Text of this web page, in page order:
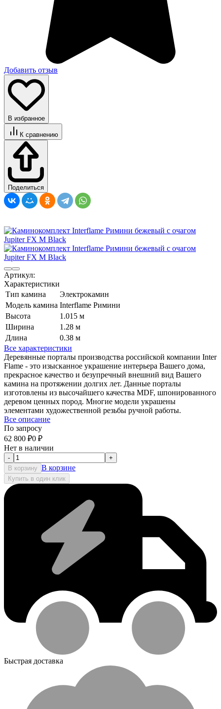
Добавить отзыв
В избранное
К сравнению
Поделиться
Артикул:
Характеристики
Тип камина
Электрокамин
Модель камина Interflame Римини
Высота
1.015 м
Ширина
1.28 м
Длина
0.38 м
Все характеристики
Деревянные порталы производства российской компании Inter
Flame - это изысканное украшение интерьера Вашего дома,
прекрасное качество и безупречный внешний вид Вашего
камина на протяжении долгих лет. Данные порталы
изготовлены из высочайшего качества MDF, шпонированного
деревом ценных пород. Многие модели украшены
элементами художественной резьбы ручной работы.
Все описание
По запросу
62 800 ₽0 ₽
Нет в наличии
-
+
В корзину В корзине
Купить в один клик
Быстрая доставка